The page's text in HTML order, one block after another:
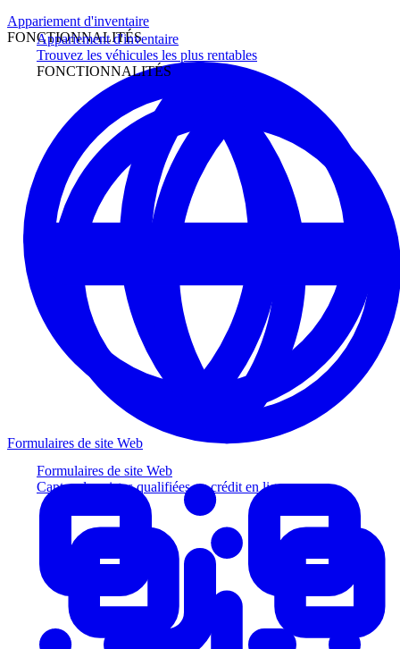
Appariement d'inventaire
Trouvez les véhicules les plus rentables
FONCTIONNALITÉS
Formulaires de site Web
Captez des pistes qualifiées au crédit en ligne
Appariement d'inventaire
FONCTIONNALITÉS
Formulaires de site Web